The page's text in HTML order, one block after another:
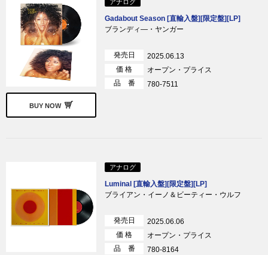
BUY NOW
アナログ
Gadabout Season [直輸入盤][限定盤][LP]
ブランディ―・ヤンガー
発売日
2025.06.13
価 格
オープン・プライス
品 番
780-7511
アナログ
Luminal [直輸入盤][限定盤][LP]
ブライアン・イーノ＆ビーティー・ウルフ
発売日
2025.06.06
価 格
オープン・プライス
品 番
780-8164